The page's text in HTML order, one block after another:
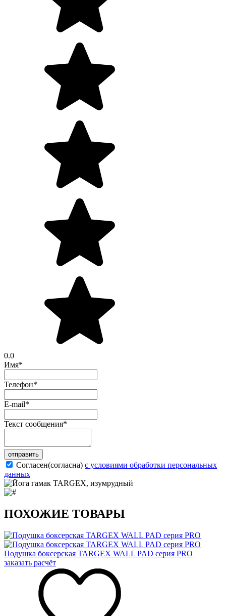
0.0
Имя*
Телефон*
E-mail*
Текст сообщения*
отправить
Согласен(согласна) с условиями обработки персональных
данных
ПОХОЖИЕ ТОВАРЫ
Подушка боксерская TARGEX WALL PAD серия PRO
заказать расчёт